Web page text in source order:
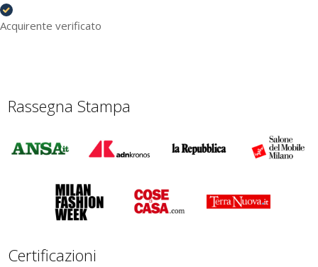
Acquirente verificato
Rassegna Stampa
Certificazioni